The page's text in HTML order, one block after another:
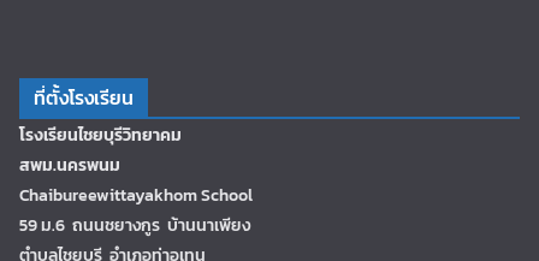
ที่ตั้งโรงเรียน
โรงเรียนไชยบุรีวิทยาคม
สพม.นครพนม
Chaibureewittayakhom School
59 ม.6 ถนนชยางกูร บ้านนาเพียง
ตำบลไชยบุรี อำเภอท่าอุเทน